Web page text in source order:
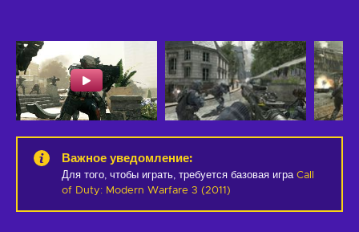
Важное уведомление:
Для того, чтобы играть, требуется базовая игра Call
of Duty: Modern Warfare 3 (2011)